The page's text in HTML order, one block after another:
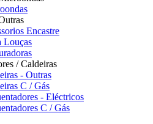
Encastre
Louças
/ Caldeiras
- Outras
C / Gás
- Eléctricos
C / Gás